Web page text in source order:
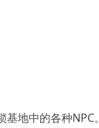
地中的各种NPC。